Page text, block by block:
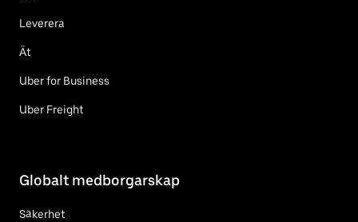
Leverera
Ät
Uber for Business
Uber Freight
Globalt medborgarskap
Säkerhet